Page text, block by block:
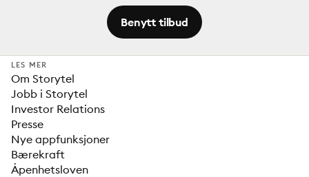
Benytt tilbud
LES MER
Om Storytel
Jobb i Storytel
Investor Relations
Presse
Nye appfunksjoner
Bærekraft
Åpenhetsloven